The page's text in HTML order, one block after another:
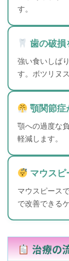
す。
歯の破損
強い食いしば
す。ボツリヌ
顎関節症
顎への過度な
軽減します。
マウスピ
マウスピース
で改善できる
治療の